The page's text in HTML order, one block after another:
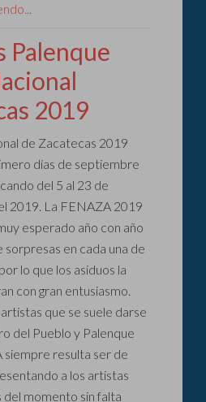
Palenque
2019
de Zacatecas 2019
días de septiembre
del 5 al 23 de
2019. La FENAZA 2019
esperado año con año
en cada una de
lo que los asiduos la
con gran entusiasmo.
que se suele darse
del Pueblo y Palenque
siempre resulta ser de
a los artistas
del momento sin falta